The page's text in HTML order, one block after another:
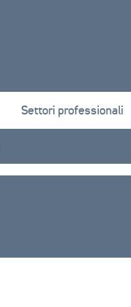
Settori professionali